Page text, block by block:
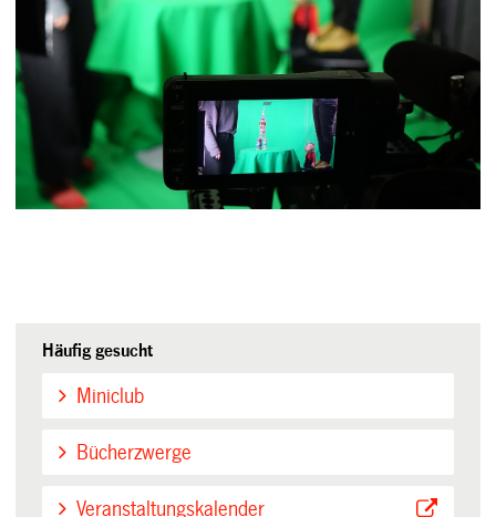
Häufig gesucht
Miniclub
Bücherzwerge
Veranstaltungskalender